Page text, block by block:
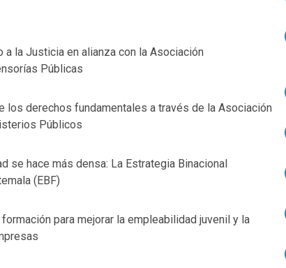
a la Justicia en alianza con la Asociación
Públicas
los derechos fundamentales a través de la Asociación
Públicos
se hace más densa: La Estrategia Binacional
(EBF)
para mejorar la empleabilidad juvenil y la